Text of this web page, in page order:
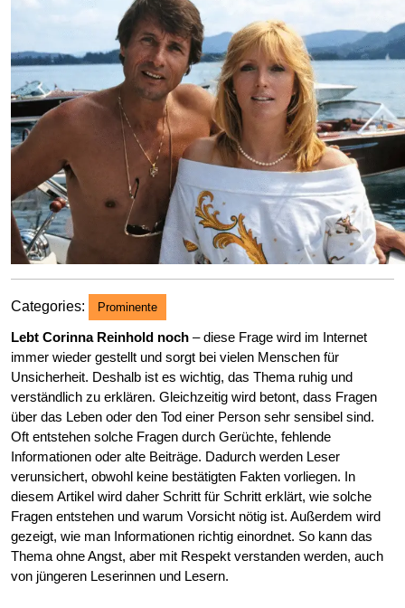
Categories: Prominente
Lebt Corinna Reinhold noch – diese Frage wird im Internet
immer wieder gestellt und sorgt bei vielen Menschen für
Unsicherheit. Deshalb ist es wichtig, das Thema ruhig und
verständlich zu erklären. Gleichzeitig wird betont, dass Fragen
über das Leben oder den Tod einer Person sehr sensibel sind.
Oft entstehen solche Fragen durch Gerüchte, fehlende
Informationen oder alte Beiträge. Dadurch werden Leser
verunsichert, obwohl keine bestätigten Fakten vorliegen. In
diesem Artikel wird daher Schritt für Schritt erklärt, wie solche
Fragen entstehen und warum Vorsicht nötig ist. Außerdem wird
gezeigt, wie man Informationen richtig einordnet. So kann das
Thema ohne Angst, aber mit Respekt verstanden werden, auch
von jüngeren Leserinnen und Lesern.